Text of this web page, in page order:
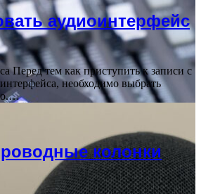
аудиоинтерфейс
Перед тем как приступить к записи с
необходимо выбрать
колонки